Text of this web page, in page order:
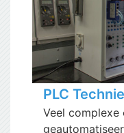
PLC
Veel